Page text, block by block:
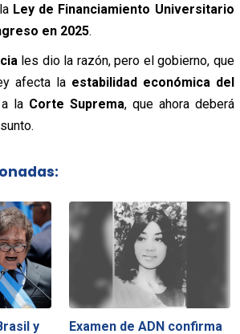
Ley de Financiamiento Universitario
en 2025.
les dio la razón, pero el gobierno, que
afecta la estabilidad económica del
la Corte Suprema, que ahora deberá
y
Examen de ADN confirma